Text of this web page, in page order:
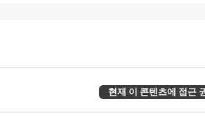
현재 이 콘텐츠에 접근